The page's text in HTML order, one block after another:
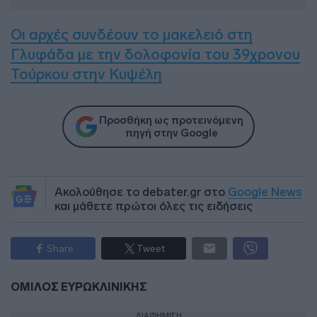
Οι αρχές συνδέουν το μακελειό στη
Γλυφάδα με την δολοφονία του 39χρονου
Τούρκου στην Κυψέλη
Προσθήκη ως προτεινόμενη
πηγή στην Google
Ακολούθησε το debater.gr στο Google News
και μάθετε πρώτοι όλες τις ειδήσεις
Share Tweet
ΟΜΙΛΟΣ ΕΥΡΩΚΛΙΝΙΚΗΣ